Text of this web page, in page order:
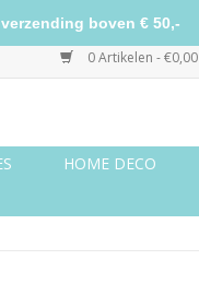
0 Artikelen - €0,00
HOME DECO
boven € 50,-